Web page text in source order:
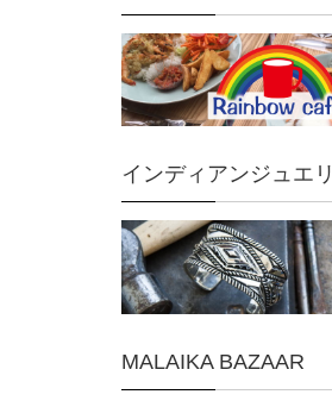
インディアンジュエ
MALAIKA BAZAAR